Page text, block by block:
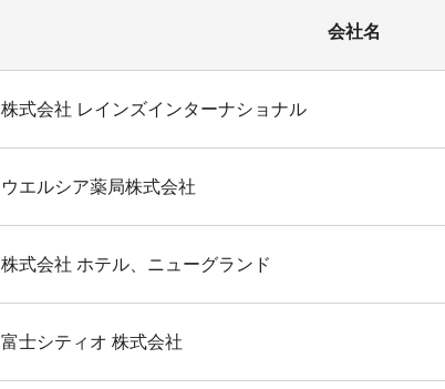
会社名
株式会社 レインズインターナショナル
ウエルシア薬局株式会社
株式会社 ホテル、ニューグランド
富士シティオ 株式会社